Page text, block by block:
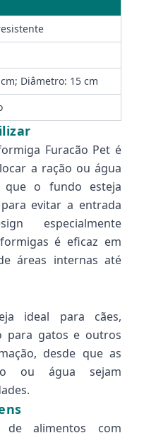
Diâmetro: 15 cm
Furacão Pet é
a ração ou água
que o fundo esteja
evitar a entrada
especialmente
é eficaz em
áreas internas até
ideal para cães,
para gatos e outros
desde que as
ou água sejam
de alimentos com